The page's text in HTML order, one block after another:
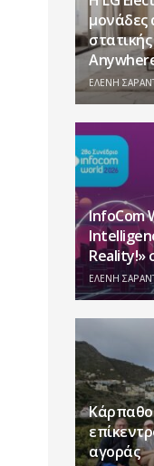
μονάδες
ΕΛΕΝΗ
InfoCom
Reality!»
ΕΛΕΝΗ
αγοράς